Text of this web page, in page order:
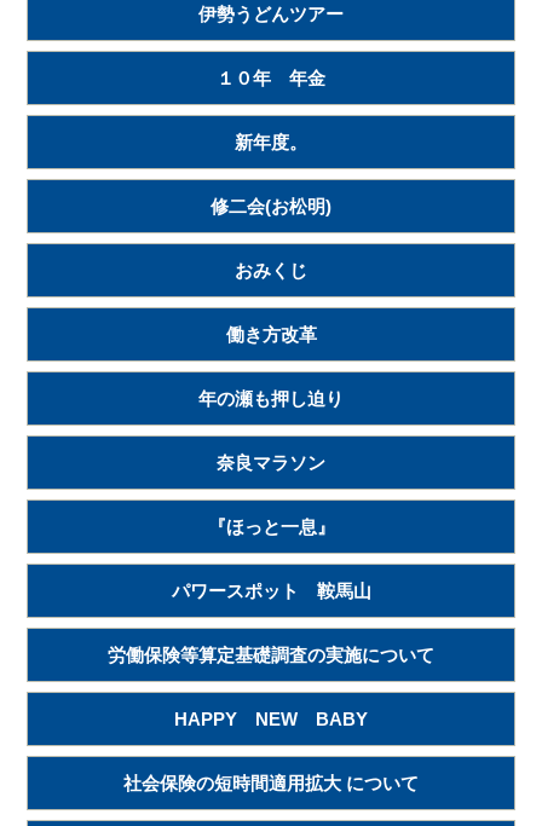
伊勢うどんツアー
１０年 年金
新年度。
修二会(お松明)
おみくじ
働き方改革
年の瀬も押し迫り
奈良マラソン
『ほっと一息』
パワースポット 鞍馬山
労働保険等算定基礎調査の実施について
HAPPY NEW BABY
社会保険の短時間適用拡大 について